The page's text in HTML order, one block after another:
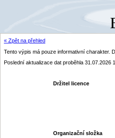
« Zpět na přehled
Tento výpis má pouze informativní charakter.
Poslední aktualizace dat proběhla 31.07.2026
Držitel licence
Organizační složka